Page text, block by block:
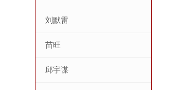
刘默雷
苗旺
邱宇谋